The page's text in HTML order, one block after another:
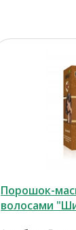
Порошок-
волосами